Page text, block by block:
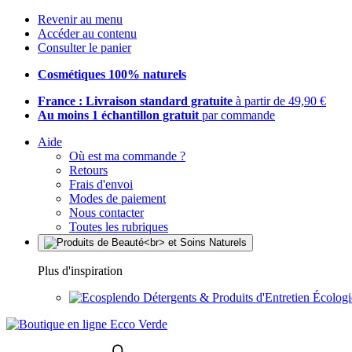
Revenir au menu
Accéder au contenu
Consulter le panier
Cosmétiques 100% naturels
France : Livraison standard gratuite à partir de 49,90 €
Au moins 1 échantillon gratuit par commande
Aide
Où est ma commande ?
Retours
Frais d'envoi
Modes de paiement
Nous contacter
Toutes les rubriques
Plus d'inspiration
Détergents & Produits d'Entretien